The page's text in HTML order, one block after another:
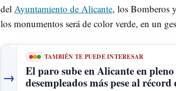
del Ayuntamiento de Alicante, los Bomberos
los monumentos será de color verde, en un
→
TAMBIÉN TE PUEDE INTERESAR
El paro sube en Alicante en
desempleados más pese al